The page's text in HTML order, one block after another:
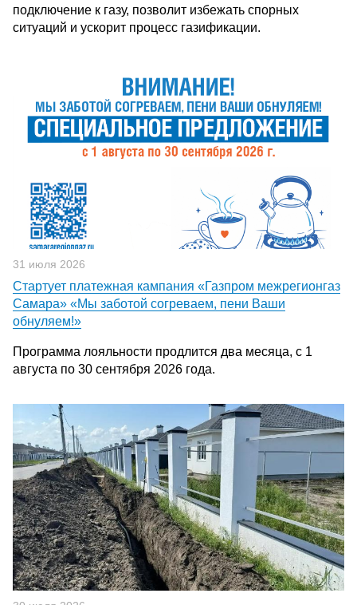
подключение к газу, позволит избежать спорных
ситуаций и ускорит процесс газификации.
31 июля 2026
Стартует платежная кампания «Газпром межрегионгаз
Самара» «Мы заботой согреваем, пени Ваши
обнуляем!»
Программа лояльности продлится два месяца, с 1
августа по 30 сентября 2026 года.